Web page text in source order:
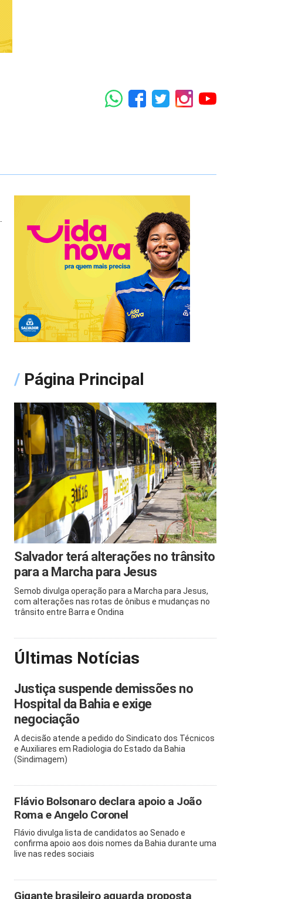
/ Página Principal
Salvador terá alterações no trânsito
para a Marcha para Jesus
Semob divulga operação para a Marcha para Jesus,
com alterações nas rotas de ônibus e mudanças no
trânsito entre Barra e Ondina
Últimas Notícias
Justiça suspende demissões no
Hospital da Bahia e exige
negociação
A decisão atende a pedido do Sindicato dos Técnicos
e Auxiliares em Radiologia do Estado da Bahia
(Sindimagem)
Flávio Bolsonaro declara apoio a João
Roma e Angelo Coronel
Flávio divulga lista de candidatos ao Senado e
confirma apoio aos dois nomes da Bahia durante uma
live nas redes sociais
Gigante brasileiro aguarda proposta